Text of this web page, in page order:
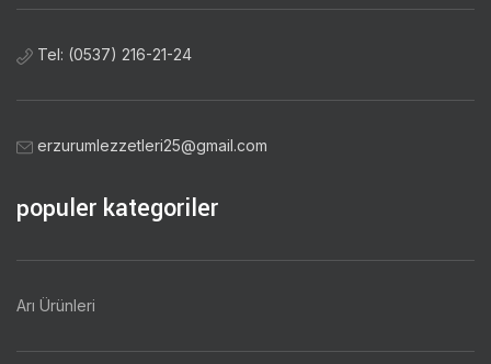
Tel: (0537) 216-21-24
erzurumlezzetleri25@gmail.com
populer kategoriler
Arı Ürünleri